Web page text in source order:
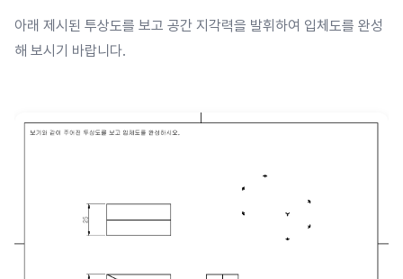
아래 제시된 투상도를 보고 공간 지각력을 발휘하여 입체도를 완성
해 보시기 바랍니다.